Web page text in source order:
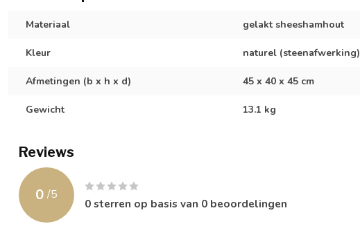
Materiaal gelakt sheeshamhout
Kleur naturel (steenafwerking)
Afmetingen (b x h x d) 45 x 40 x 45 cm
Gewicht 13.1 kg
Reviews
0 /5
0sterren op basis van 0 beoordelingen